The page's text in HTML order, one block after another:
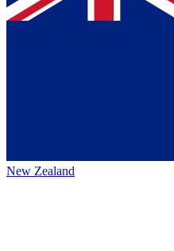
New Zealand